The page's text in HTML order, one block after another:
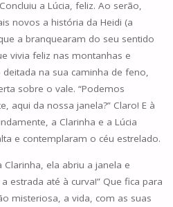
a Lúcia, feliz. Ao serão,
novos a história da Heidi (a
a branquearam do seu sentido
vivia feliz nas montanhas e
na sua caminha de feno,
sobre o vale. “Podemos
aqui da nossa janela?” Claro! E à
a Clarinha e a Lúcia
e contemplaram o céu estrelado.
ela abriu a janela e
estrada até à curva!” Que fica para
misteriosa, a vida, com as suas